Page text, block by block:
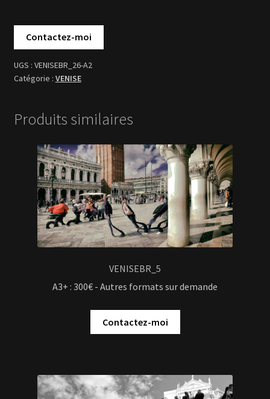
VENISEBR_26-A2
VENISE
Produits similaires
VENISEBR_5
A3+ : 300€ - Autres formats sur demande
Contactez-moi